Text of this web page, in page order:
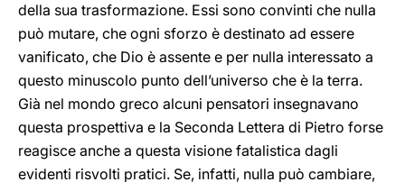
della sua trasformazione. Essi sono convinti che nulla
può mutare, che ogni sforzo è destinato ad essere
vanificato, che Dio è assente e per nulla interessato a
questo minuscolo punto dell’universo che è la terra.
Già nel mondo greco alcuni pensatori insegnavano
questa prospettiva e la Seconda Lettera di Pietro forse
reagisce anche a questa visione fatalistica dagli
evidenti risvolti pratici. Se, infatti, nulla può cambiare,